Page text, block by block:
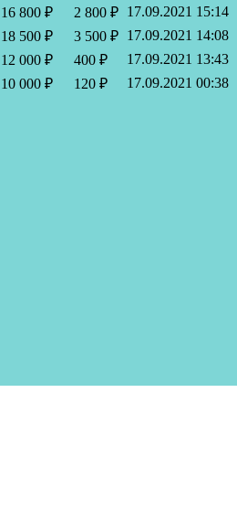
16 800 ₽ 2 800 ₽ 17.09.2021 15:14
18 500 ₽ 3 500 ₽ 17.09.2021 14:08
12 000 ₽ 400 ₽
17.09.2021 13:43
10 000 ₽ 120 ₽
17.09.2021 00:38